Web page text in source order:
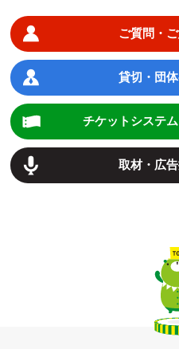
ご質問・
貸切・団
チケットシステ
取材・広